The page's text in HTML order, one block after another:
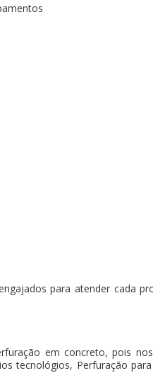
para atender cada
em concreto, pois
tecnológios, Perfuração